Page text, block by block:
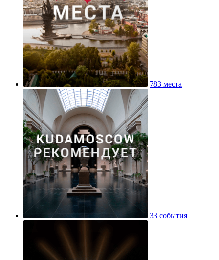
783 места
33 события